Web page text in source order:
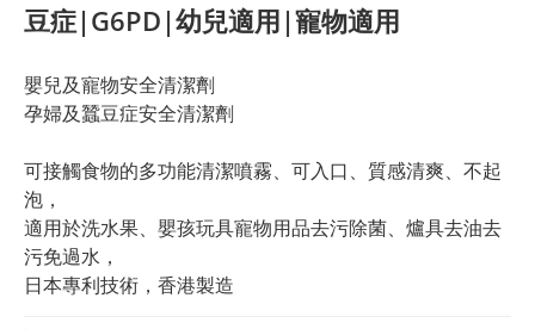
豆症|G6PD|幼兒適用|寵物適用
嬰兒及寵物安全清潔劑
孕婦及蠶豆症安全清潔劑
可接觸食物的多功能清潔噴霧、可入口、質感清爽、不起
泡，
適用於洗水果、嬰孩玩具寵物用品去污除菌、爐具去油去
污免過水，
日本專利技術，香港製造